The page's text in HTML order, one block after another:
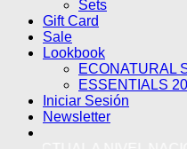
Sets
Gift Card
Sale
Lookbook
ECONATURAL
ESSENTIALS
Iniciar Sesión
Newsletter